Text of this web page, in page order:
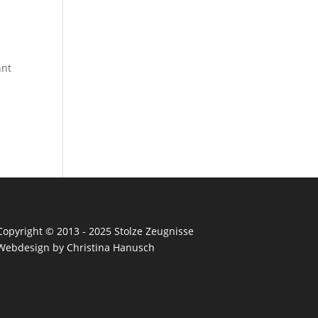
© 2013 - 2025 Stolze Zeugnisse
by Christina Hanusch